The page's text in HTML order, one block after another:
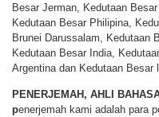
Besar Jerman, Kedutaan
Kedutaan Besar Philipina,
Brunei Darussalam, Kedutaan
Kedutaan Besar India,
Argentina dan Kedutaan Besar
PENERJEMAH, AHLI
penerjemah kami adalah para